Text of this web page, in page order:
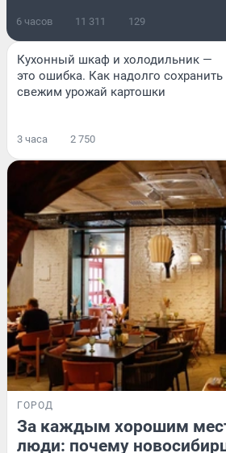
6 часов 11 311 129
Кухонный шкаф и холодильник —
это ошибка. Как надолго сохранить
свежим урожай картошки
3 часа 2 750
ГОРОД
За каждым хорошим
люди: почему